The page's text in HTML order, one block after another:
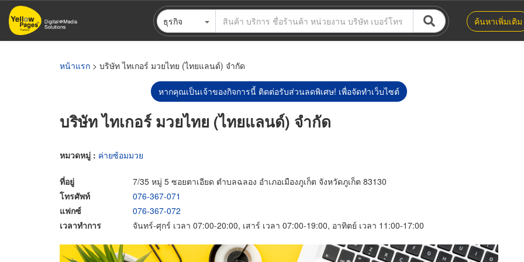
ข้าม
ไป
ธุรกิจ ค้นหาเพิ่มเติม
หน้าแรก > บริษัท ไทเกอร์ มวยไทย (ไทยแลนด์) จำกัด
หากคุณเป็นเจ้าของกิจการนี้ ติดต่อรับส่วนลดพิเศษ! เพื่อจัดทำเว็บไซต์
บริษัท ไทเกอร์ มวยไทย (ไทยแลนด์) จำกัด
หมวดหมู่ : ค่ายซ้อมมวย
ที่อยู่
7/35 หมู่ 5 ซอยตาเอียด ตำบลฉลอง อำเภอเมืองภูเก็ต จังหวัดภูเก็ต 83130
โทรศัพท์
076-367-071
แฟกซ์
076-367-072
เวลาทำการ
จันทร์-ศุกร์ เวลา 07:00-20:00, เสาร์ เวลา 07:00-19:00, อาทิตย์ เวลา 11:00-17:00